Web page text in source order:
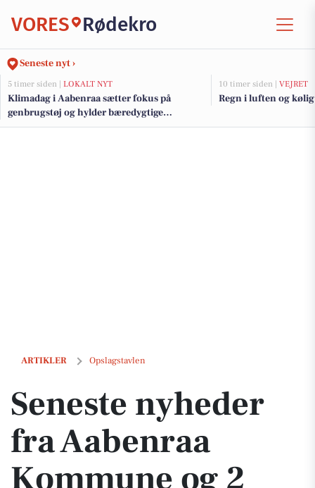
VORES Rødekro
Seneste nyt ›
5 timer siden | LOKALT NYT
Klimadag i Aabenraa sætter fokus på
genbrugstøj og hylder bæredygtige
initiativer med klimapris
10 timer siden | VEJRET
Regn i luften og
ARTIKLER Opslagstavlen
Seneste nyheder fra Aabenraa Kommune og 2 andre
Seneste nyheder
fra Aabenraa
Kommune og 2